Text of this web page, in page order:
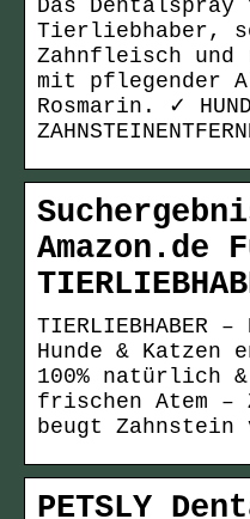
Das Dentalspray
Tierliebhaber,
Zahnfleisch und
mit pflegender
Rosmarin. ✓
Amazon.de
TIERLIEBHABER
Hunde & Katzen
100% natürlich
frischen Atem –
beugt Zahnstein
PETSLY